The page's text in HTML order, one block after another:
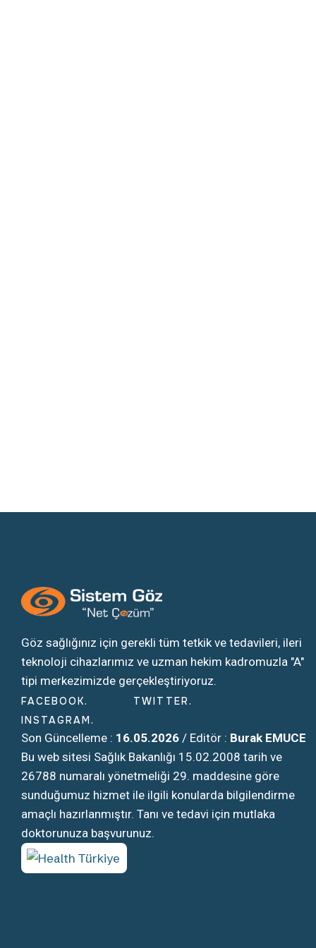
Göz sağlığınız için gerekli tüm tetkik ve tedavileri, ileri
teknoloji cihazlarımız ve uzman hekim kadromuzla "A"
tipi merkezimizde gerçekleştiriyoruz.
FACEBOOK
TWITTER
INSTAGRAM
Son Güncelleme : 16.05.2026 / Editör : Burak EMUCE
Bu web sitesi Sağlık Bakanlığı 15.02.2008 tarih ve
26788 numaralı yönetmeliği 29. maddesine göre
sunduğumuz hizmet ile ilgili konularda bilgilendirme
amaçlı hazırlanmıştır. Tanı ve tedavi için mutlaka
doktorunuza başvurunuz.